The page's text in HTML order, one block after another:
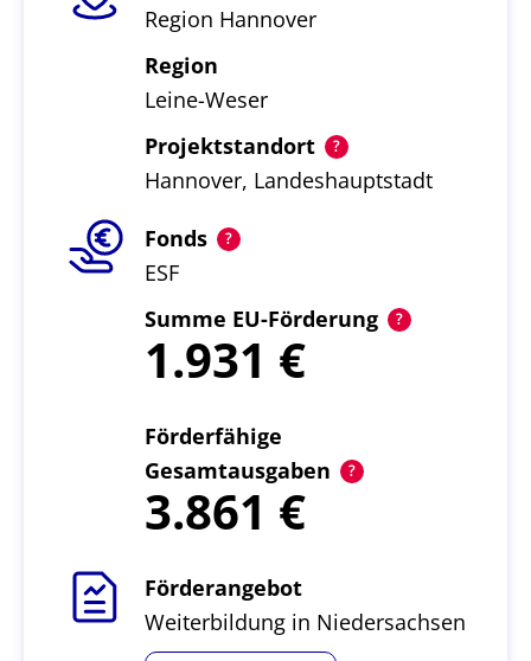
Region Hannover
Region
Leine-Weser
Projektstandort
Hannover, Landeshauptstadt
Fonds
ESF
Summe EU-Förderung
1.931
Förderfähige
Gesamtausgaben
3.861
Förderangebot
Weiterbildung in Niedersachsen